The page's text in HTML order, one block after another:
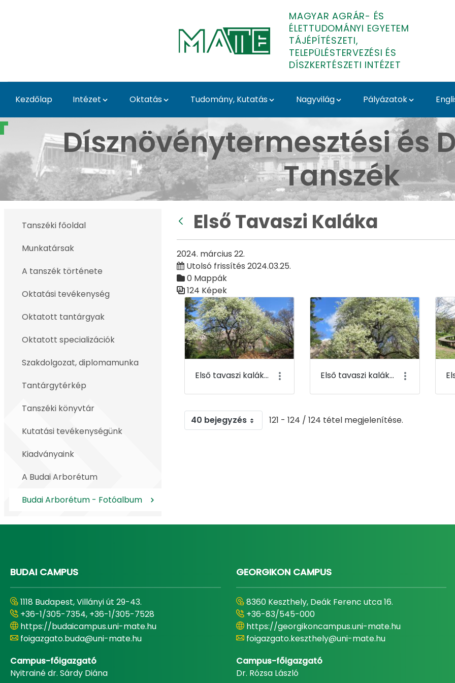
MAGYAR AGRÁR- ÉS
ÉLETTUDOMÁNYI EGYETEM
TÁJÉPÍTÉSZETI,
TELEPÜLÉSTERVEZÉSI ÉS
DÍSZKERTÉSZETI INTÉZET
Kezdőlap Intézet Oktatás Tudomány, Kutatás Nagyvilág Pályázatok
Első Tavaszi Kaláka - Budai Arborétum -
Dísznövénytermesztési és
Tanszék
Tanszéki főoldal
Munkatársak
A tanszék története
Oktatási tevékenység
Oktatott tantárgyak
Oktatott specializációk
Szakdolgozat, diplomamunka
Tantárgytérkép
Tanszéki könyvtár
Kutatási tevékenységünk
Kiadványaink
A Budai Arborétum
Budai Arborétum - Fotóalbum
Első Tavaszi Kaláka
2024. március 22.
Utolsó frissítés 2024.03.25.
0 Mappák
124 Képek
Médiatár
Első tavaszi kaláka 121 Első tavaszi kaláka 122
40 bejegyzés 121 - 124 / 124 tétel megjelenítése.
BUDAI CAMPUS
1118 Budapest, Villányi út 29-43.
+36-1/305-7354, +36-1/305-7528
https://budaicampus.uni-mate.hu
foigazgato.buda@uni-mate.hu
Campus-főigazgató
Nyitrainé dr. Sárdy Diána
GEORGIKON CAMPUS
8360 Keszthely, Deák Ferenc utca 16.
+36-83/545-000
https://georgikoncampus.uni-mate.hu
foigazgato.keszthely@uni-mate.hu
Campus-főigazgató
Dr. Rózsa László